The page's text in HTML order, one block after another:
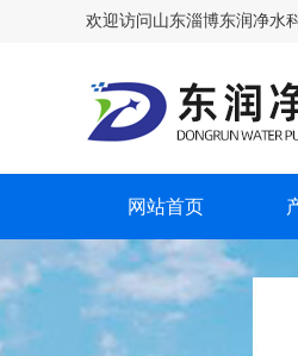
欢迎访问山东淄博东润净水
网站首页